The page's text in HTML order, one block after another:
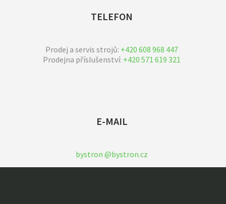
TELEFON
Prodej a servis strojů: +420 608 968 447
Prodejna příslušenství: +420 571 619 321
E-MAIL
bystron @bystron.cz